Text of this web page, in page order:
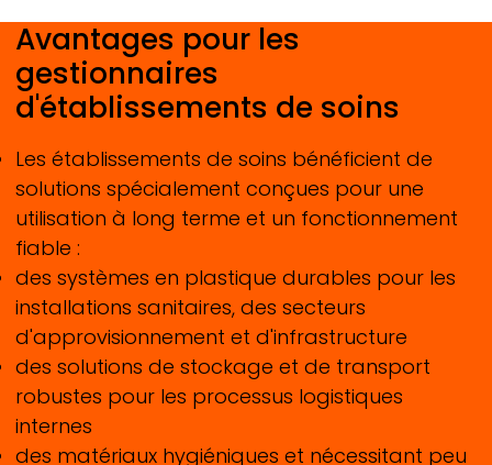
Avantages pour les
gestionnaires
d'établissements de soins
Les établissements de soins bénéficient de
solutions spécialement conçues pour une
utilisation à long terme et un fonctionnement
fiable :
des systèmes en plastique durables pour les
installations sanitaires, des secteurs
d'approvisionnement et d'infrastructure
des solutions de stockage et de transport
robustes pour les processus logistiques
internes
des matériaux hygiéniques et nécessitant peu